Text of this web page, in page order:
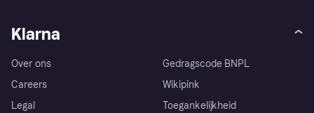
Klarna
Over ons
Careers
Legal
Gedragscode BNPL
Wikipink
Toegankelijkheid